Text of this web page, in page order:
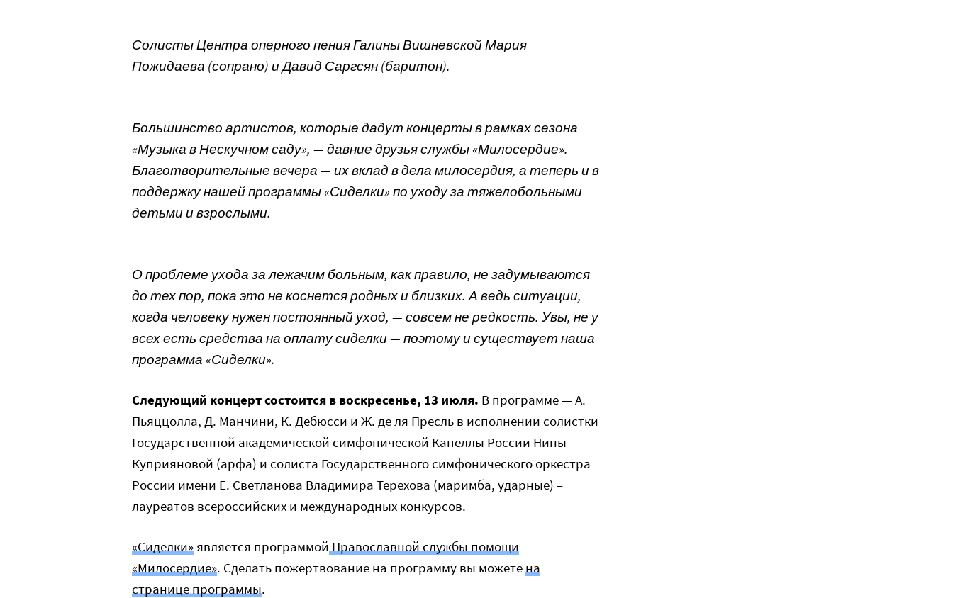
Солисты Центра оперного пения Галины Вишневской Мария
Пожидаева (сопрано) и Давид Саргсян (баритон).
Большинство артистов, которые дадут концерты в рамках сезона
«Музыка в Нескучном саду», — давние друзья службы «Милосердие».
Благотворительные вечера — их вклад в дела милосердия, а теперь и в
поддержку нашей программы «Сиделки» по уходу за тяжелобольными
детьми и взрослыми.
О проблеме ухода за лежачим больным, как правило, не задумываются
до тех пор, пока это не коснется родных и близких. А ведь ситуации,
когда человеку нужен постоянный уход, — совсем не редкость. Увы, не у
всех есть средства на оплату сиделки — поэтому и существует наша
программа «Сиделки».
Следующий концерт состоится в воскресенье, 13 июля. В программе — А.
Пьяццолла, Д. Манчини, К. Дебюсси и Ж. де ля Пресль в исполнении солистки
Государственной академической симфонической Капеллы России Нины
Куприяновой (арфа) и солиста Государственного симфонического оркестра
России имени Е. Светланова Владимира Терехова (маримба, ударные) –
лауреатов всероссийских и международных конкурсов.
«Сиделки»является программойПравославной службы помощи
«Милосердие». Сделать пожертвование на программу вы можетена
странице программы.